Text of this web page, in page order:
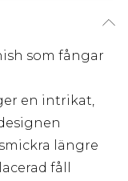
som fångar
en intrikat,
längre
fåll